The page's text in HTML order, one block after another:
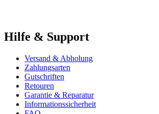
Hilfe & Support
Versand & Abholung
Zahlungsarten
Gutschriften
Retouren
Garantie & Reparatur
Informationssicherheit